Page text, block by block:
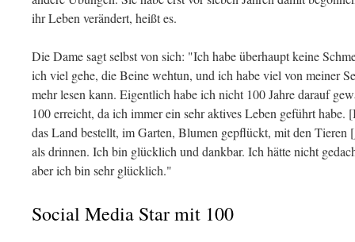
ihr Leben verändert, heißt es.
Die Dame sagt selbst von sich: "Ich habe überhaupt keine
ich viel gehe, die Beine wehtun, und ich habe viel von meiner
mehr lesen kann. Eigentlich habe ich nicht 100 Jahre darauf
100 erreicht, da ich immer ein sehr aktives Leben geführt habe.
das Land bestellt, im Garten, Blumen gepflückt, mit den
als drinnen. Ich bin glücklich und dankbar. Ich hätte nicht
aber ich bin sehr glücklich."
Social Media Star mit 100